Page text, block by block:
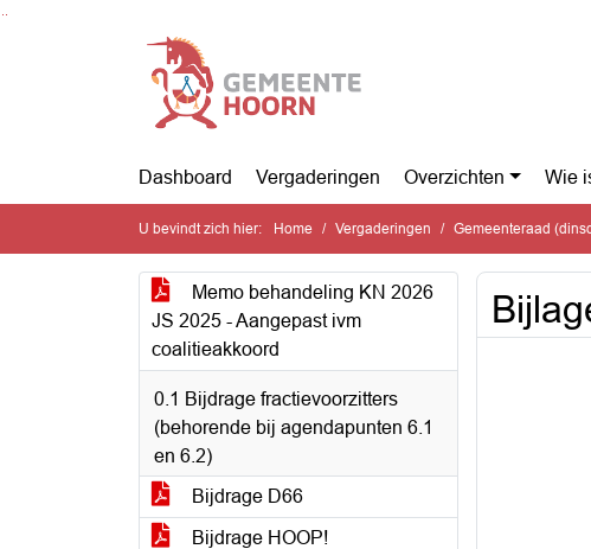
Dashboard Vergaderingen Overzichten Wie
U bevindt zich hier: Home Vergaderingen Gemeenteraad
Memo behandeling KN 2026
JS 2025 - Aangepast ivm
coalitieakkoord
0.1 Bijdrage fractievoorzitters
(behorende bij agendapunten 6.1
en 6.2)
Bijdrage D66
Bijdrage HOOP!